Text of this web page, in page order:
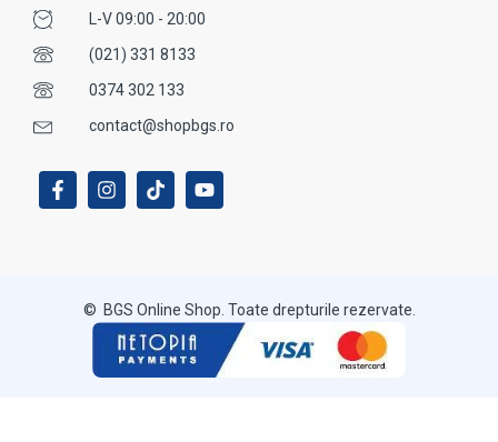
L-V 09:00 - 20:00
(021) 331 8133
0374 302 133
contact@shopbgs.ro
© BGS Online Shop. Toate drepturile rezervate.